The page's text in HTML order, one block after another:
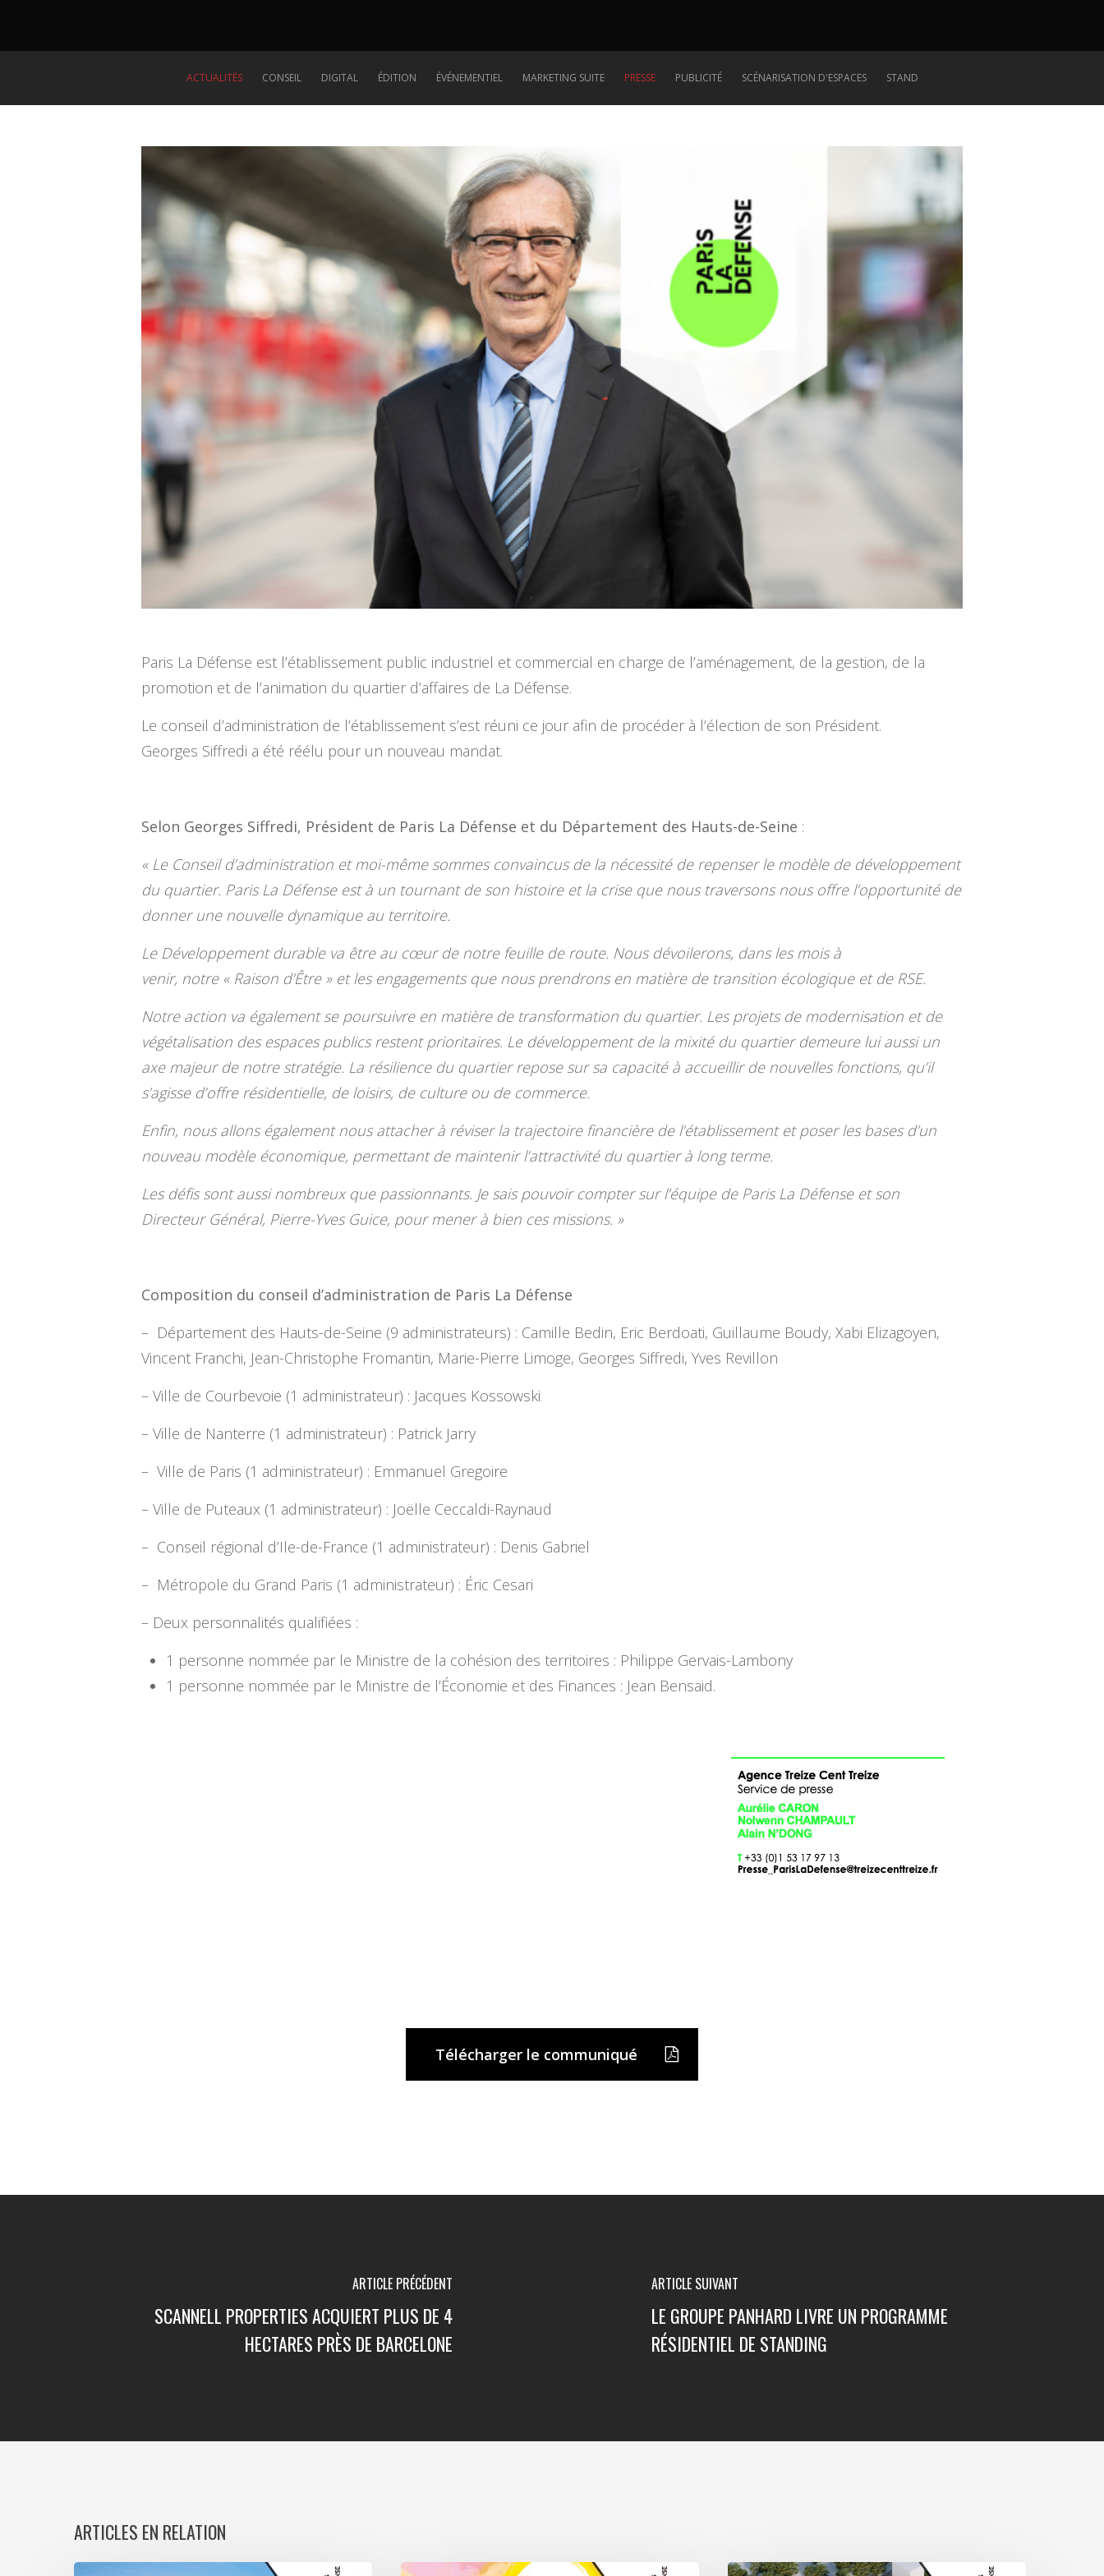
ACTUALITÉS CONSEIL DIGITAL ÉDITION ÉVÉNEMENTIEL MARKETING SUITE PRESSE PUBLICITÉ SCÉNARISATION D'ESPACES STAND
Paris La Défense est l’établissement public industriel et commercial en charge de l’aménagement, de la gestion, de la
promotion et de l’animation du quartier d’affaires de La Défense.
Le conseil d’administration de l’établissement s’est réuni ce jour afin de procéder à l’élection de son Président.
Georges Siffredi a été réélu pour un nouveau mandat.
Selon Georges Siffredi, Président de Paris La Défense et du Département des Hauts-de-Seine :
« Le Conseil d’administration et moi-même sommes convaincus de la nécessité de repenser le modèle de développement
du quartier. Paris La Défense est à un tournant de son histoire et la crise que nous traversons nous offre l’opportunité de
donner une nouvelle dynamique au territoire.
Le Développement durable va être au cœur de notre feuille de route. Nous dévoilerons, dans les mois à
venir, notre « Raison d’Être » et les engagements que nous prendrons en matière de transition écologique et de RSE.
Notre action va également se poursuivre en matière de transformation du quartier. Les projets de modernisation et de
végétalisation des espaces publics restent prioritaires. Le développement de la mixité du quartier demeure lui aussi un
axe majeur de notre stratégie. La résilience du quartier repose sur sa capacité à accueillir de nouvelles fonctions, qu’il
s’agisse d’offre résidentielle, de loisirs, de culture ou de commerce.
Enfin, nous allons également nous attacher à réviser la trajectoire financière de l’établissement et poser les bases d’un
nouveau modèle économique, permettant de maintenir l’attractivité du quartier à long terme.
Les défis sont aussi nombreux que passionnants. Je sais pouvoir compter sur l’équipe de Paris La Défense et son
Directeur Général, Pierre-Yves Guice, pour mener à bien ces missions. »
Composition du conseil d’administration de Paris La Défense
– Département des Hauts-de-Seine (9 administrateurs) : Camille Bedin, Eric Berdoati, Guillaume Boudy, Xabi Elizagoyen,
Vincent Franchi, Jean-Christophe Fromantin, Marie-Pierre Limoge, Georges Siffredi, Yves Revillon
– Ville de Courbevoie (1 administrateur) : Jacques Kossowski
– Ville de Nanterre (1 administrateur) : Patrick Jarry
– Ville de Paris (1 administrateur) : Emmanuel Gregoire
– Ville de Puteaux (1 administrateur) : Joëlle Ceccaldi-Raynaud
– Conseil régional d’Ile-de-France (1 administrateur) : Denis Gabriel
– Métropole du Grand Paris (1 administrateur) : Éric Cesari
– Deux personnalités qualifiées :
1 personne nommée par le Ministre de la cohésion des territoires : Philippe Gervais-Lambony
1 personne nommée par le Ministre de l’Économie et des Finances : Jean Bensaid.
Télécharger le communiqué
ARTICLE PRÉCÉDENT
SCANNELL PROPERTIES ACQUIERT PLUS DE 4
HECTARES PRÈS DE BARCELONE
ARTICLE SUIVANT
LE GROUPE PANHARD LIVRE UN PROGRAMME
RÉSIDENTIEL DE STANDING
ARTICLES EN RELATION
Paris Paris Avec